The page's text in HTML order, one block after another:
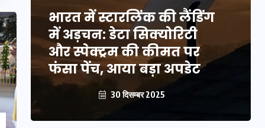
भारत में स्टारलिंक की लैंडिंग
में अड़चन: डेटा सिक्योरिटी
और स्पेक्ट्रम की कीमत पर
फंसा पेंच, आया बड़ा अपडेट
30 दिसम्बर 2025